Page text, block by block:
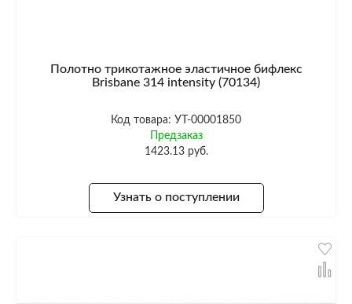
Полотно трикотажное эластичное бифлекс
Brisbane 314 intensity (70134)
Код товара: УТ-00001850
Предзаказ
1423.13 руб.
Узнать о поступлении